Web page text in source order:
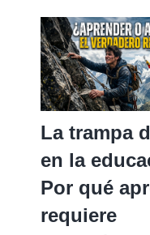
La trampa
en la
Por qué
requiere